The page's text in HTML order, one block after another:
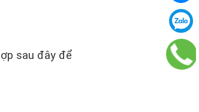
sau đây để